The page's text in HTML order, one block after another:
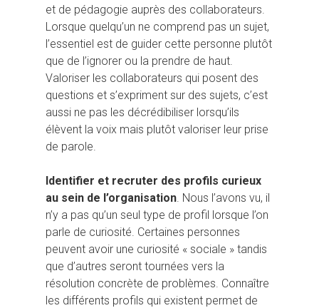
et de pédagogie auprès des collaborateurs.
Lorsque quelqu’un ne comprend pas un sujet,
l’essentiel est de guider cette personne plutôt
que de l’ignorer ou la prendre de haut.
Valoriser les collaborateurs qui posent des
questions et s’expriment sur des sujets, c’est
aussi ne pas les décrédibiliser lorsqu’ils
élèvent la voix mais plutôt valoriser leur prise
de parole.
Identifier et recruter des profils curieux
au sein de l’organisation. Nous l’avons vu, il
n’y a pas qu’un seul type de profil lorsque l’on
parle de curiosité. Certaines personnes
peuvent avoir une curiosité « sociale » tandis
que d’autres seront tournées vers la
résolution concrète de problèmes. Connaître
les différents profils qui existent permet de